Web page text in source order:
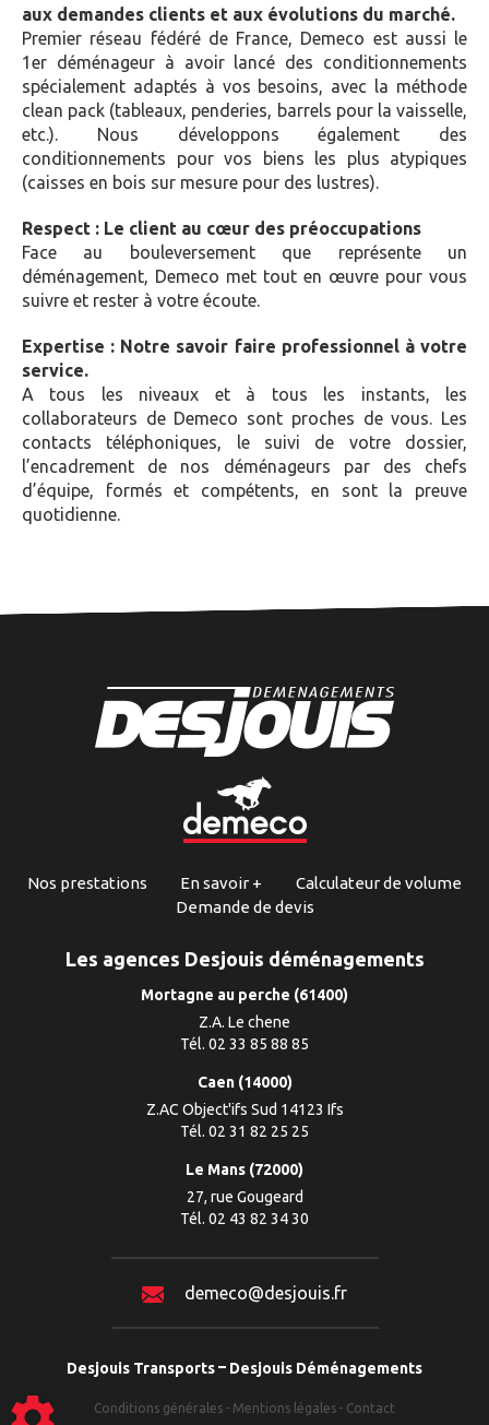
aux demandes clients et aux évolutions du marché.
Premier réseau fédéré de France, Demeco est aussi le
1er déménageur à avoir lancé des conditionnements
spécialement adaptés à vos besoins, avec la méthode
clean pack (tableaux, penderies, barrels pour la vaisselle,
etc.). Nous développons également des
conditionnements pour vos biens les plus atypiques
(caisses en bois sur mesure pour des lustres).
Respect : Le client au cœur des préoccupations
Face au bouleversement que représente un
déménagement, Demeco met tout en œuvre pour vous
suivre et rester à votre écoute.
Expertise : Notre savoir faire professionnel à votre
service.
A tous les niveaux et à tous les instants, les
collaborateurs de Demeco sont proches de vous. Les
contacts téléphoniques, le suivi de votre dossier,
l’encadrement de nos déménageurs par des chefs
d’équipe, formés et compétents, en sont la preuve
quotidienne.
Nos prestations En savoir +
Calculateur de volume
Demande de devis
Les agences Desjouis déménagements
Mortagne au perche (61400)
Z.A. Le chene
Tél. 02 33 85 88 85
Caen (14000)
Z.AC Object'ifs Sud 14123 Ifs
Tél. 02 31 82 25 25
Le Mans (72000)
27, rue Gougeard
Tél. 02 43 82 34 30
demeco@desjouis.fr
Desjouis Transports Desjouis Déménagements
Conditions générales Mentions légales Contact